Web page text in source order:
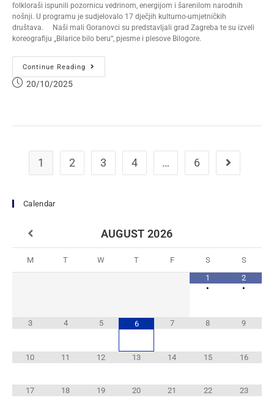
folkloraši ispunili pozornicu vedrinom, energijom i šarenilom narodnih
nošnji. U programu je sudjelovalo 17 dječjih kulturno-umjetničkih
društava. Naši mali Goranovci su predstavljali grad Zagreba te su izveli
koreografiju „Bilarice bilo beru“, pjesme i plesove Bilogore.
Continue Reading
20/10/2025
1 2 3 4 … 6
Calendar
AUGUST 2026
M T W T F S
S
1
•
2
•
3 4 5 6 7 8 9
10 11 12 13 14 15 16
17 18 19 20 21 22 23